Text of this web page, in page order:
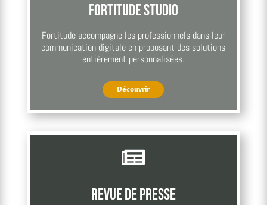
Fortitude Studio
Fortitude accompagne les professionnels dans leur
communication digitale en proposant des solutions
entièrement personnalisées.
Découvrir

Revue de presse